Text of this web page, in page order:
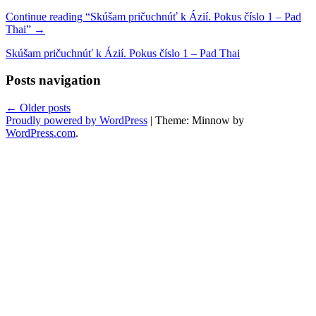
Continue reading “Skúšam pričuchnúť k Ázií. Pokus číslo 1 – Pad
Thai” →
Skúšam pričuchnúť k Ázií. Pokus číslo 1 – Pad Thai
Posts navigation
← Older posts
Proudly powered by WordPress | Theme: Minnow by
WordPress.com.